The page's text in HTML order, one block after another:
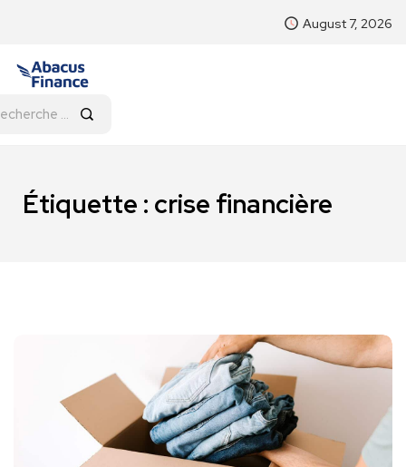
August 7, 2026
Étiquette : crise financière